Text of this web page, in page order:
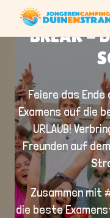
BREAK -
Feiere das
Examens auf die
URLAUB!
Freunden auf
Zusammen mit
die beste